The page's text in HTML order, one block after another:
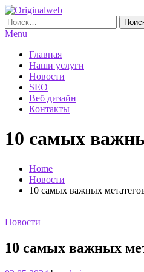
Skip
To
Content
Originalweb
Создание и продвижение сайтов
Найти:
Menu
Главная
Наши услуги
Новости
SEO
Веб дизайн
Контакты
10 самых
Home
Новости
10 самых важных
Новости
10 самых важных